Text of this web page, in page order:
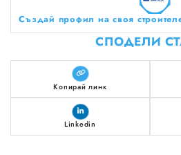
СПОДЕЛИ
Копирай линк
Linkedin